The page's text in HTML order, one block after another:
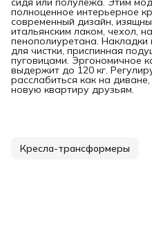
полноценное интерьерное
современный дизайн,
итальянским лаком, чехол,
пенополиуретана.
для чистки, приспинная
пуговицами. Эргономичное
выдержит до 120 кг.
расслабиться как на
новую квартиру друзьям.
Кресла-трансформеры